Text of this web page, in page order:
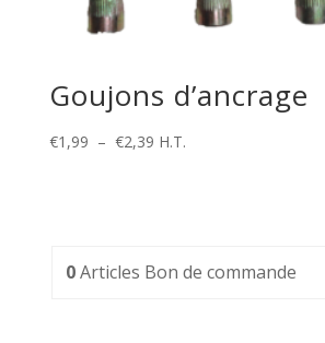
Goujons d’ancrage
€1,99 – €2,39Plage
€2,39
H.T.
0Articles Bon de commande